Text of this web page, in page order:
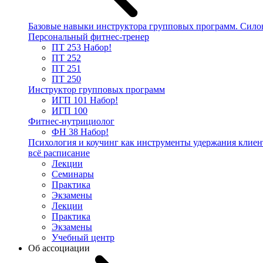
Базовые навыки инструктора групповых программ.
Персональный фитнес-тренер
ПТ 253 Набор!
ПТ 252
ПТ 251
ПТ 250
Инструктор групповых программ
ИГП 101 Набор!
ИГП 100
Фитнес-нутрициолог
ФН 38 Набор!
Психология и коучинг как инструменты удержания
всё расписание
Лекции
Семинары
Практика
Экзамены
Лекции
Практика
Экзамены
Учебный центр
Об ассоциации